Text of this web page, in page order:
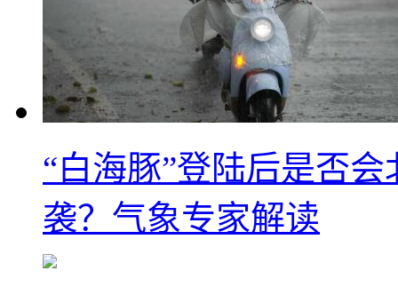
“白海豚”登陆后是否
袭？气象专家解读